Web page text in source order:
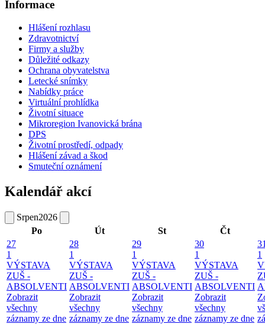
Informace
Hlášení rozhlasu
Zdravotnictví
Firmy a služby
Důležité odkazy
Ochrana obyvatelstva
Letecké snímky
Nabídky práce
Virtuální prohlídka
Životní situace
Mikroregion Ivanovická brána
DPS
Životní prostředí, odpady
Hlášení závad a škod
Smuteční oznámení
Kalendář akcí
Srpen2026
Po
Út St
Čt
27
1
VÝSTAVA
ZUŠ -
ABSOLVENTI
Zobrazit
všechny
záznamy ze dne
28
1
VÝSTAVA
ZUŠ -
ABSOLVENTI
Zobrazit
všechny
záznamy ze dne
29
1
VÝSTAVA
ZUŠ -
ABSOLVENTI
Zobrazit
všechny
záznamy ze dne
30
1
VÝSTAVA
ZUŠ -
ABSOLVENTI
Zobrazit
všechny
záznamy ze dne
1